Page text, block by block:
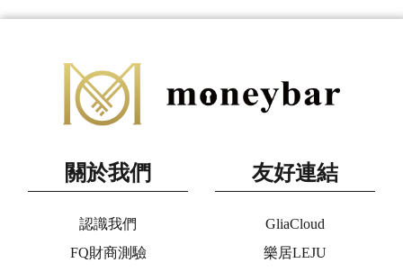
關於我們
認識我們
FQ財商測驗
友好連結
GliaCloud
樂居LEJU